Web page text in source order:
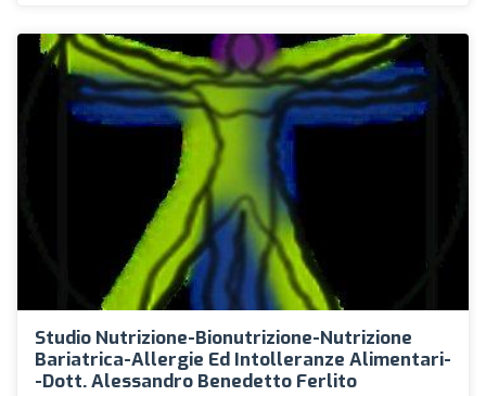
Studio Nutrizione-Bionutrizione-Nutrizione
Bariatrica-Allergie Ed Intolleranze Alimentari-
-Dott. Alessandro Benedetto Ferlito